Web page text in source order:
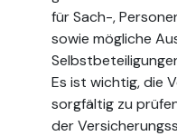
für Sach-,
sowie mögliche
Es ist wichtig, die
sorgfältig zu
der